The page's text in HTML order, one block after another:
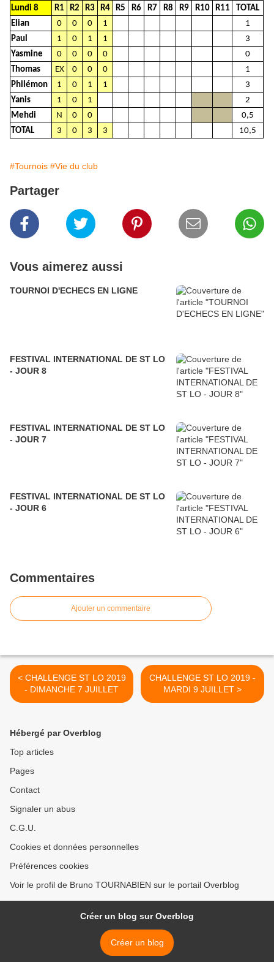
Lundi 8 R1 R2 R3 R4 R5 R6 R7 R8 R9 R10 R11
TOTAL
Elian
0 0 0 1
1
Paul
1 0 1 1
3
Yasmine
0 0 0 0
0
Thomas
EX 0 0 0
1
Philémon
1 0 1 1
3
Yanis
1 0 1
2
Mehdi
N 0 0
0,5
TOTAL
3 0 3 3 10,5
#Tournois #Vie du club
Partager
Vous aimerez aussi
TOURNOI D'ECHECS EN LIGNE
FESTIVAL INTERNATIONAL DE ST LO
- JOUR 8
FESTIVAL INTERNATIONAL DE ST LO
- JOUR 7
FESTIVAL INTERNATIONAL DE ST LO
- JOUR 6
Commentaires
Ajouter un commentaire
< CHALLENGE ST LO 2019
- DIMANCHE 7 JUILLET
CHALLENGE ST LO 2019 -
MARDI 9 JUILLET >
Hébergé par Overblog
Top articles
Pages
Contact
Signaler un abus
C.G.U.
Cookies et données personnelles
Préférences cookies
Voir le profil de Bruno TOURNABIEN sur le portail Overblog
Créer un blog sur Overblog
Créer un blog